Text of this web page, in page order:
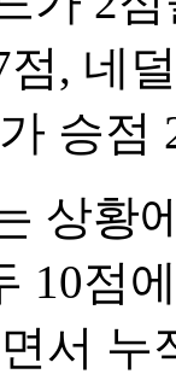
, 네
승점
상황
10점
서 누